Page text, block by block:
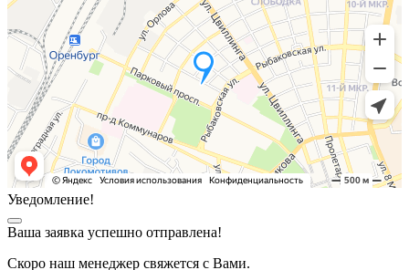
Уведомление!
Ваша заявка успешно отправлена!
Скоро наш менеджер свяжется с Вами.